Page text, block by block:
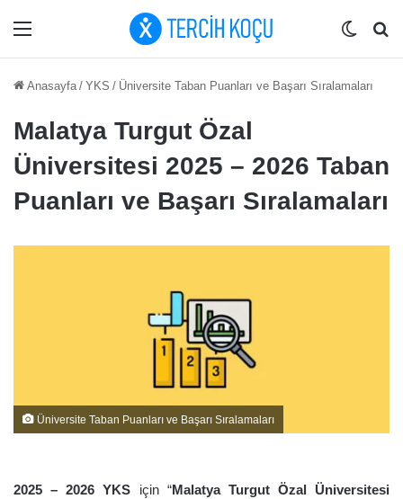
Menü Dış
Anasayfa / YKS / Üniversite Taban Puanları ve Başarı Sıralamaları
Malatya Turgut Özal
Üniversitesi 2025 – 2026 Taban
Puanları ve Başarı Sıralamaları
Üniversite Taban Puanları ve Başarı Sıralamaları
2025 – 2026 YKS için “Malatya Turgut Özal Üniversitesi